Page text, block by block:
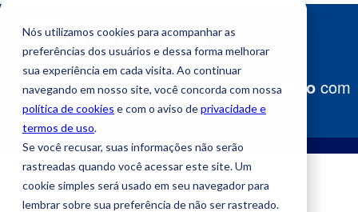
Nós utilizamos cookies para acompanhar as
preferências dos usuários e dessa forma melhorar
sua experiência em cada visita. Ao continuar
navegando em nosso site, você concorda com nossa
política de cookies e com o aviso deprivacidade e
termos de uso.
Se você recusar, suas informações não serão
rastreadas quando você acessar este site. Um
cookie simples será usado em seu navegador para
lembrar sobre sua preferência de não ser rastreado.
Construaseu caminho para o sucesso com
a Uniube!